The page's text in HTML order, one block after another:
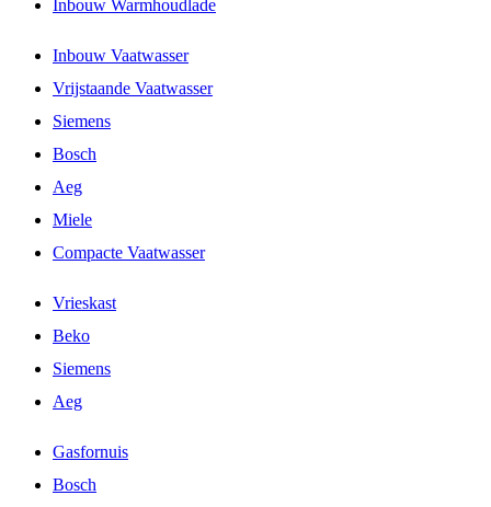
Inbouw Warmhoudlade
Inbouw Vaatwasser
Vrijstaande Vaatwasser
Siemens
Bosch
Aeg
Miele
Compacte Vaatwasser
Vrieskast
Beko
Siemens
Aeg
Gasfornuis
Bosch